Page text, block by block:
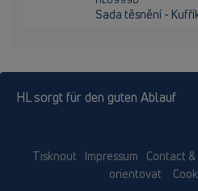
Sada těsnění -
HL sorgt für den guten Ablauf
Tisknout Impressum Contact
orientovat